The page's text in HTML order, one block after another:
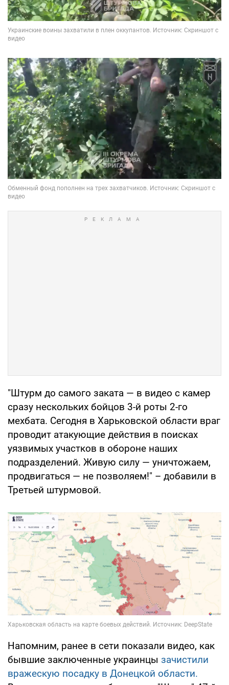
"Штурм до самого заката — в видео с камер
сразу нескольких бойцов 3-й роты 2-го
мехбата. Сегодня в Харьковской области враг
проводит атакующие действия в поисках
уязвимых участков в обороне наших
подразделений. Живую силу — уничтожаем,
продвигаться — не позволяем!" – добавили в
Третьей штурмовой.
Напомним, ранее в сети показали видео, как
бывшие заключенные украинцы зачистили
вражескую посадку в Донецкой области.